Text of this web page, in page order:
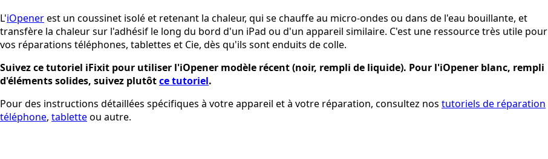
L'iOpenerest un coussinet isolé et retenant la chaleur, qui se chauffe au micro-ondes ou dans de l'eau bouillante, et
transfère la chaleur sur l'adhésif le long du bord d'un iPad ou d'un appareil similaire. C'est une ressource très utile pour
vos réparations téléphones, tablettes et Cie, dès qu'ils sont enduits de colle.
Suivez ce tutoriel iFixit pour utiliser l'iOpener modèle récent (noir, rempli de liquide). Pour l'iOpener blanc, rempli
d'éléments solides, suivez plutôtce tutoriel.
Pour des instructions détaillées spécifiques à votre appareil et à votre réparation, consultez nos tutoriels de réparation
téléphone, tabletteou autre.